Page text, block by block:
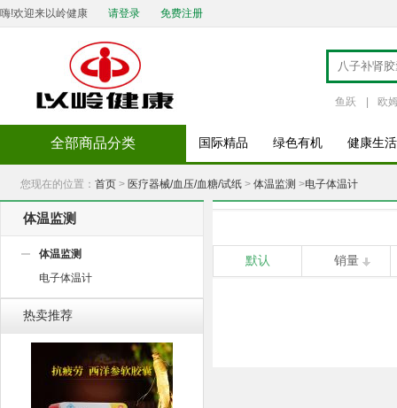
嗨!欢迎来以岭健康 请登录 免费注册
鱼跃 欧
全部商品分类 国际精品 绿色有机 健康生活
您现在的位置： 首页 > 医疗器械/血压/血糖/试纸 > 体温监测 >电子体温计
体温监测
体温监测
电子体温计
热卖推荐
默认 销量